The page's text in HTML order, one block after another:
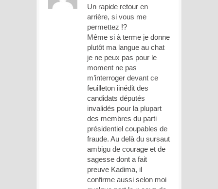
Un rapide retour en
arrière, si vous me
permettez !?
Même si à terme je donne
plutôt ma langue au chat
je ne peux pas pour le
moment ne pas
m’interroger devant ce
feuilleton iinédit des
candidats députés
invalidés pour la plupart
des membres du parti
présidentiel coupables de
fraude. Au delà du sursaut
ambigu de courage et de
sagesse dont a fait
preuve Kadima, il
confirme aussi selon moi